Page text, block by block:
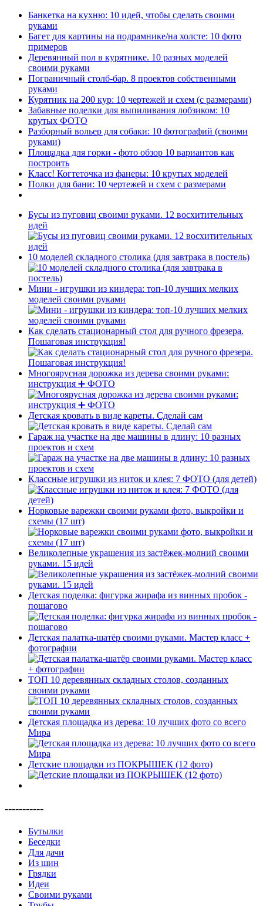
Банкетка на кухню: 10 идей, чтобы сделать своими
руками
Багет для картины на подрамнике/на холсте: 10 фото
примеров
Деревянный пол в курятнике. 10 разных моделей
своими руками
Пограничный столб-бар. 8 проектов собственными
руками
Курятник на 200 кур: 10 чертежей и схем (с размерами)
Забавные поделки для выпиливания лобзиком: 10
крутых ФОТО
Разборный вольер для собаки: 10 фотографий (своими
руками)
Площадка для горки - фото обзор 10 вариантов как
построить
Класс! Когтеточка из фанеры: 10 крутых моделей
Полки для бани: 10 чертежей и схем с размерами
Бусы из пуговиц своими руками. 12 восхитительных
идей
10 моделей складного столика (для завтрака в постель)
Мини - игрушки из киндера: топ-10 лучших мелких
моделей своими руками
Как сделать стационарный стол для ручного фрезера.
Пошаговая инструкция!
Многоярусная дорожка из дерева своими руками:
инструкция ➕ ФОТО
Детская кровать в виде кареты. Сделай сам
Гараж на участке на две машины в длину: 10 разных
проектов и схем
Классные игрушки из ниток и клея: 7 ФОТО (для детей)
Норковые варежки своими руками фото, выкройки и
схемы (17 шт)
Великолепные украшения из застёжек-молний своими
руками. 15 идей
Детская поделка: фигурка жирафа из винных пробок -
пошагово
Детская палатка-шатёр своими руками. Мастер класс +
фотографии
ТОП 10 деревянных складных столов, созданных
своими руками
Детская площадка из дерева: 10 лучших фото со всего
Мира
Детские площадки из ПОКРЫШЕК (12 фото)
-----------
Бутылки
Беседки
Для дачи
Из шин
Грядки
Идеи
Своими руками